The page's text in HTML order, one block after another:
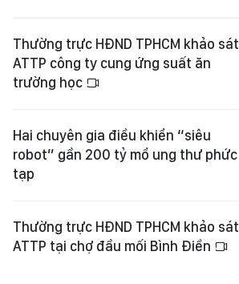
Thường trực HĐND TPHCM khảo sát
ATTP công ty cung ứng suất ăn
trường học
Hai chuyên gia điều khiển “siêu
robot” gần 200 tỷ mổ ung thư phức
tạp
Thường trực HĐND TPHCM khảo sát
ATTP tại chợ đầu mối Bình Điền